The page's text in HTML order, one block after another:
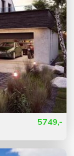
5749,-